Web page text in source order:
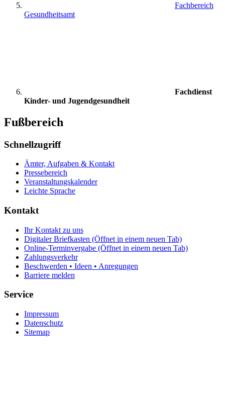
Fachbereich
Gesundheitsamt
Fachdienst
Kinder- und Jugendgesundheit
Fußbereich
Schnellzugriff
Ämter, Aufgaben & Kontakt
Pressebereich
Veranstaltungskalender
Leichte Sprache
Kontakt
Ihr Kontakt zu uns
Digitaler Briefkasten (Öffnet in einem neuen Tab)
Online-Terminvergabe (Öffnet in einem neuen Tab)
Zahlungsverkehr
Beschwerden • Ideen • Anregungen
Barriere melden
Service
Impressum
Datenschutz
Sitemap